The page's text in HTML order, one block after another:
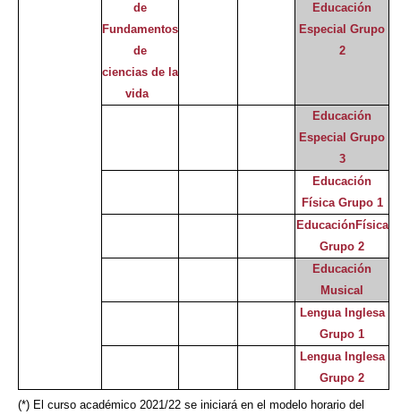
de
Fundamentos
de
ciencias de la
vida
Educación
Especial Grupo
2
Educación
Especial Grupo
3
Educación
Física Grupo 1
EducaciónFísica
Grupo 2
Educación
Musical
Lengua Inglesa
Grupo 1
Lengua Inglesa
Grupo 2
(*) El curso académico 2021/22 se iniciará en el modelo horario del